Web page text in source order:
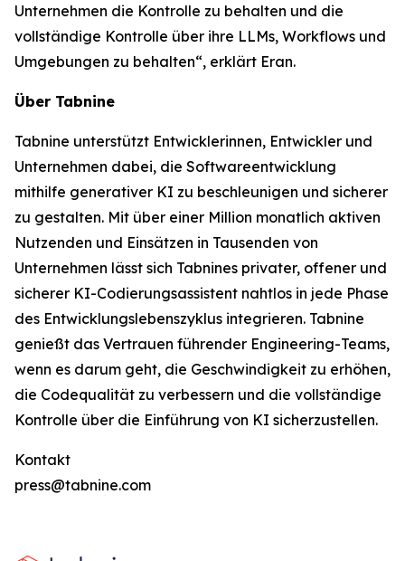
Unternehmen die Kontrolle zu behalten und die
vollständige Kontrolle über ihre LLMs, Workflows und
Umgebungen zu behalten“, erklärt Eran.
Über Tabnine
Tabnine unterstützt Entwicklerinnen, Entwickler und
Unternehmen dabei, die Softwareentwicklung
mithilfe generativer KI zu beschleunigen und sicherer
zu gestalten. Mit über einer Million monatlich aktiven
Nutzenden und Einsätzen in Tausenden von
Unternehmen lässt sich Tabnines privater, offener und
sicherer KI-Codierungsassistent nahtlos in jede Phase
des Entwicklungslebenszyklus integrieren. Tabnine
genießt das Vertrauen führender Engineering-Teams,
wenn es darum geht, die Geschwindigkeit zu erhöhen,
die Codequalität zu verbessern und die vollständige
Kontrolle über die Einführung von KI sicherzustellen.
Kontakt
press@tabnine.com